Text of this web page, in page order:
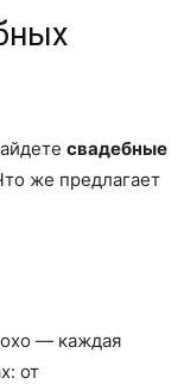
свадебные
же предлагает
— каждая
от